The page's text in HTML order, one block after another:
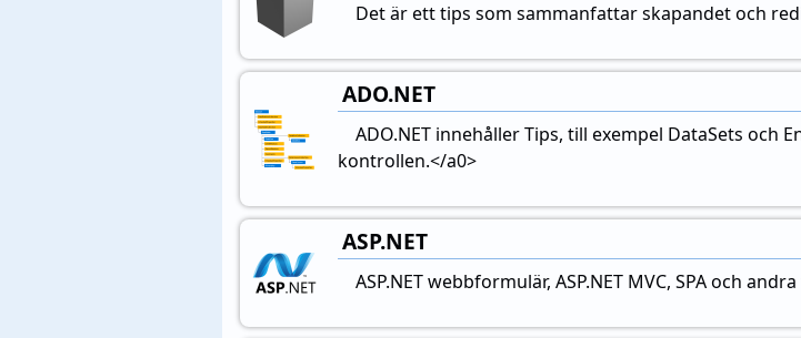
Det är ett tips som sammanfattar skapandet och
ADO.NET
ADO.NET innehåller Tips, till exempel DataSets och
kontrollen.</a0>
ASP.NET
ASP.NET webbformulär, ASP.NET MVC, SPA och